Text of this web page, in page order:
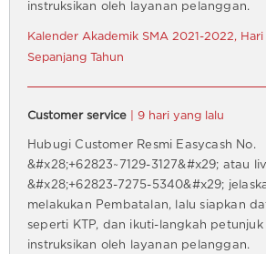
instruksikan oleh layanan pelanggan.
Kalender Akademik SMA 2021-2022,
Sepanjang Tahun
Customer service | 9 hari yang lalu
Hubugi Customer Resmi Easycash No.
&#x28;+62823~7129-3127&#x29; atau
&#x28;+62823-7275-5340&#x29;
melakukan Pembatalan, lalu siapkan
seperti KTP, dan ikuti-langkah
instruksikan oleh layanan pelanggan.